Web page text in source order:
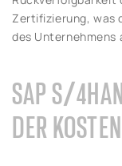
Zertifizierung, was
des Unternehmens
SAP S/
DER KOSTEN